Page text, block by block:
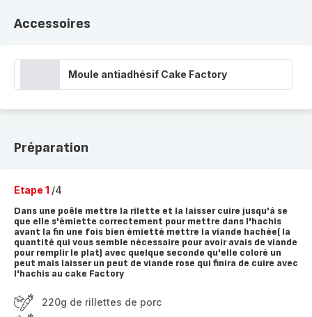
Accessoires
Moule antiadhésif Cake Factory
Préparation
Etape 1 /4
Dans une poêle mettre la rilette et la laisser cuire jusqu'à se
que elle s'émiette correctement pour mettre dans l'hachis
avant la fin une fois bien émietté mettre la viande hachée( la
quantité qui vous semble nécessaire pour avoir avais de viande
pour remplir le plat) avec quelque seconde qu'elle coloré un
peut mais laisser un peut de viande rose qui finira de cuire avec
l'hachis au cake Factory
220g de rillettes de porc